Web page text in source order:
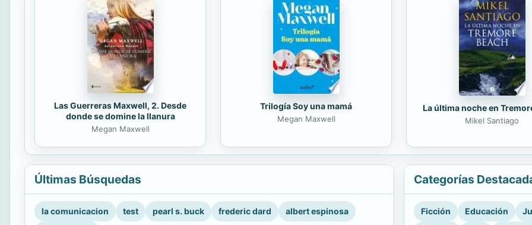
Las Guerreras Maxwell, 2. Desde
donde se domine la llanura
Megan Maxwell
Trilogía Soy una mamá
Megan Maxwell
La última noche en
Mikel Santiago
Últimas Búsquedas
la comunicacion test pearl s. buck frederic dard
albert espinosa
Categorías
Ficción Educación